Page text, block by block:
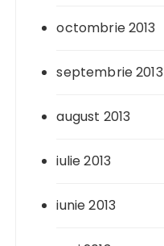
octombrie 2013
septembrie 2013
august 2013
iulie 2013
iunie 2013